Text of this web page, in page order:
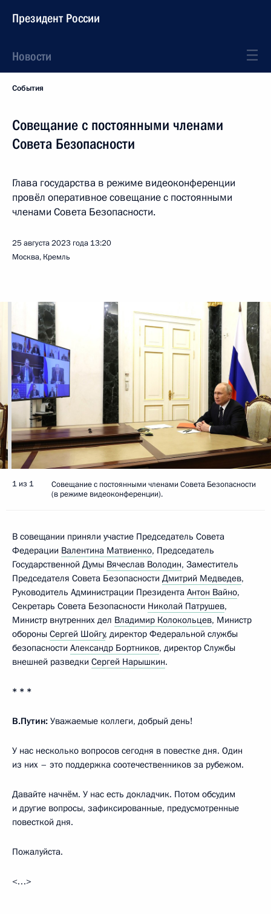
Президент России
Новости
События
Совещание с постоянными членами
Совета Безопасности
Глава государства в режиме видеоконференции
провёл оперативное совещание с постоянными
членами Совета Безопасности.
25 августа 2023 года 13:20
Москва, Кремль
1 из 1
Совещание с постоянными членами Совета Безопасности
(в режиме видеоконференции).
В совещании приняли участие Председатель Совета
Федерации Валентина Матвиенко, Председатель
Государственной Думы Вячеслав Володин, Заместитель
Председателя Совета Безопасности Дмитрий Медведев,
Руководитель Администрации Президента Антон Вайно,
Секретарь Совета Безопасности Николай Патрушев,
Министр внутренних дел Владимир Колокольцев, Министр
обороны Сергей Шойгу, директор Федеральной службы
безопасности Александр Бортников, директор Службы
внешней разведки Сергей Нарышкин.
* * *
В.Путин: Уважаемые коллеги, добрый день!
У нас несколько вопросов сегодня в повестке дня. Один
из них – это поддержка соотечественников за рубежом.
Давайте начнём. У нас есть докладчик. Потом обсудим
и другие вопросы, зафиксированные, предусмотренные
повесткой дня.
Пожалуйста.
<…>